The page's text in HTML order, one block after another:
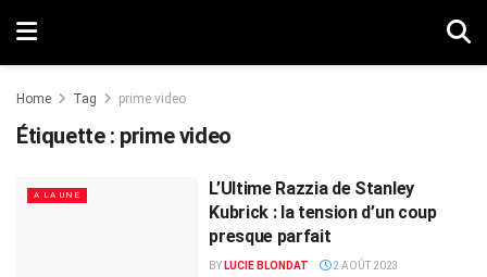
Home Tag prime video
Étiquette : prime video
A LA UNE
L’Ultime Razzia de Stanley
Kubrick : la tension d’un coup
presque parfait
BY LUCIE BLONDAT 2 AOÛT 2023